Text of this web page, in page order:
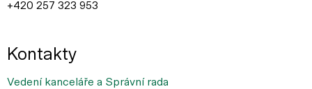
+420 257 323 953
Kontakty
Vedení kanceláře a Správní rada